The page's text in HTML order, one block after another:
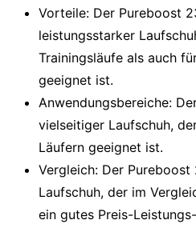
Vorteile: Der Pureboost
leistungsstarker
Trainingsläufe als auch
geeignet ist.
Anwendungsbereiche:
vielseitiger Laufschuh,
Läufern geeignet ist.
Vergleich: Der
Laufschuh, der im
ein gutes Preis-